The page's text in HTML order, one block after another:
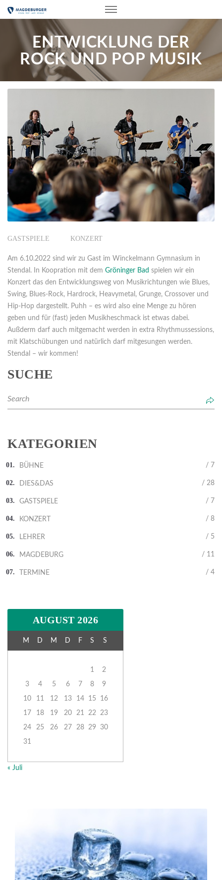
ENTWICKLUNG DER
ROCK UND POP MUSIK
GASTSPIELE KONZERT
Am 6.10.2022 sind wir zu Gast im Winckelmann Gymnasium in
Stendal. In Koopration mit dem Gröninger Bad spielen wir ein
Konzert das den Entwicklungsweg von Musikrichtungen wie Blues,
Swing, Blues-Rock, Hardrock, Heavymetal, Grunge, Crossover und
Hip-Hop dargestellt. Puhh – es wird also eine Menge zu hören
geben und für (fast) jeden Musikheschmack ist etwas dabei.
Außderm darf auch mitgemacht werden in extra Rhythmussessions,
mit Klatschübungen und natürlich darf mitgesungen werden.
Stendal – wir kommen!
SUCHE
KATEGORIEN
BÜHNE / 7
DIES&DAS / 28
GASTSPIELE / 7
KONZERT / 8
LEHRER / 5
MAGDEBURG / 11
TERMINE / 4
AUGUST 2026
M D M D F S S
1 2
3 4 5 6 7 8 9
10 11 12 13 14 15 16
17 18 19 20 21 22 23
24 25 26 27 28 29 30
31
« Juli